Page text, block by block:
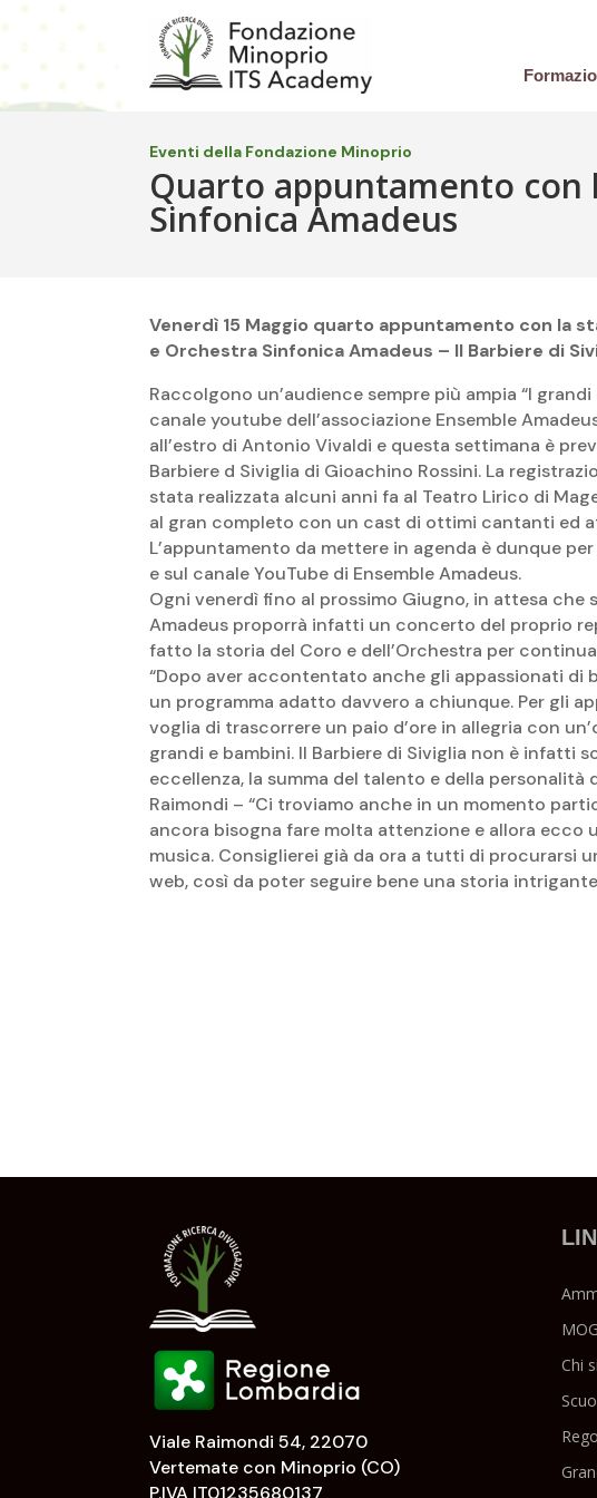
Eventi della Fondazione Minoprio
Quarto appuntamento con
Sinfonica Amadeus
Venerdì 15 Maggio quarto appuntamento con la
e Orchestra Sinfonica Amadeus – Il Barbiere di
Raccolgono un’audience sempre più ampia “I
canale youtube dell’associazione Ensemble
all’estro di Antonio Vivaldi e questa settimana è
Barbiere d Siviglia di Gioachino Rossini. La
stata realizzata alcuni anni fa al Teatro Lirico di
al gran completo con un cast di ottimi cantanti ed
L’appuntamento da mettere in agenda è dunque
e sul canale YouTube di Ensemble Amadeus.
Ogni venerdì fino al prossimo Giugno, in attesa
Amadeus proporrà infatti un concerto del proprio
fatto la storia del Coro e dell’Orchestra per
“Dopo aver accontentato anche gli appassionati di
un programma adatto davvero a chiunque. Per gli
voglia di trascorrere un paio d’ore in allegria con
grandi e bambini. Il Barbiere di Siviglia non è infatti
eccellenza, la summa del talento e della personalità
Raimondi – “Ci troviamo anche in un momento
ancora bisogna fare molta attenzione e allora ecco
musica. Consiglierei già da ora a tutti di procurarsi
web, così da poter seguire bene una storia
Viale Raimondi 54, 22070
Vertemate con Minoprio (CO)
Chi